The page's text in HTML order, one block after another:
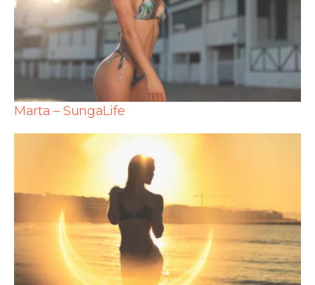
Marta – SungaLife